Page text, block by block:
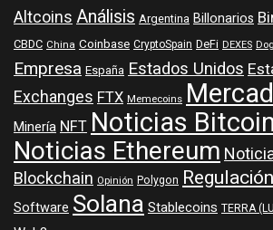
Altcoins Análisis Argentina Billonarios
CBDC China Coinbase CryptoSpain DeFi DEXES
Empresa España Estados Unidos
Exchanges FTX Memecoins
Minería NFTNoticias
Noticias Ethereum
Blockchain Opinión Polygon Regulación
Software Solana Stablecoins TERRA